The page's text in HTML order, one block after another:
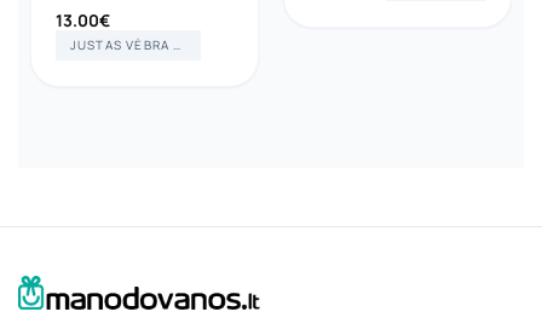
13.00€
JUSTAS VĖBRA ART